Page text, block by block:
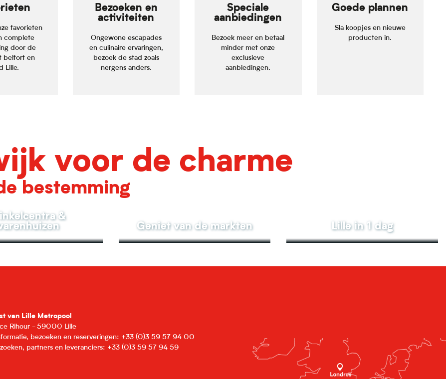
favorieten
complete
door de
belfort en
Lille.
Bezoeken en
activiteiten
Ongewone escapades
en culinaire ervaringen,
bezoek de stad zoals
nergens anders.
Speciale
aanbiedingen
Bezoek meer en betaal
minder met onze
exclusieve
aanbiedingen.
Goede plannen
Sla koopjes en nieuwe
producten in.
voor de charme
bestemming
&
Geniet van de markten Lille in 1 dag
van Lille Metropool
Rihour - 59000 Lille
bezoeken en reserveringen: +33 (0)3 59 57 94 00
partners en leveranciers: +33 (0)3 59 57 94 59